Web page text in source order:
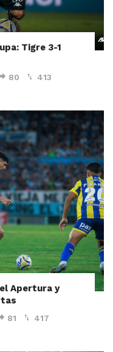
Tigre 3-1
80 413
Apertura y
81 417